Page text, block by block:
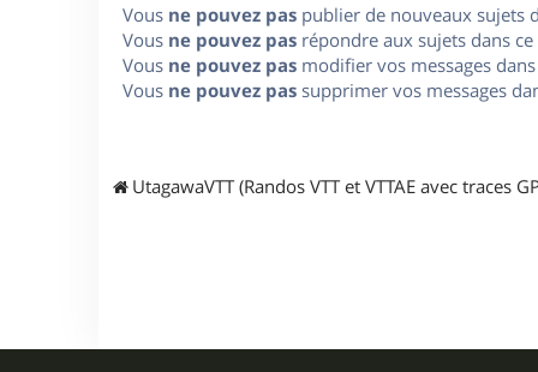
Vous ne pouvez pas publier de nouveaux sujets
Vous ne pouvez pas répondre aux sujets dans
Vous ne pouvez pas modifier vos messages
Vous ne pouvez pas supprimer vos messages
UtagawaVTT (Randos VTT et VTTAE avec traces